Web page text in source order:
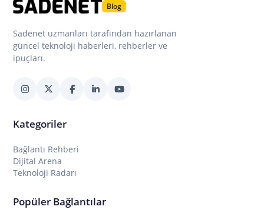
Blog
Sadenet uzmanları tarafından hazırlanan
güncel teknoloji haberleri, rehberler ve
ipuçları.
Kategoriler
Bağlantı Rehberi
Dijital Arena
Teknoloji Radarı
Popüler Bağlantılar